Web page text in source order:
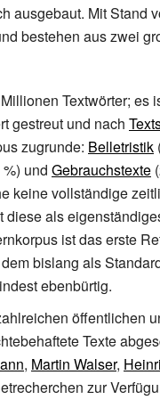
ausgebaut. Mit Stand
bestehen aus zwei
Textwörter; es
gestreut und nach
zugrunde: Belletristik
%) und Gebrauchstexte
keine vollständige
als
ist das erste
bislang als
ebenbürtig.
öffentlichen
Texte
, Martin Walser,
zur